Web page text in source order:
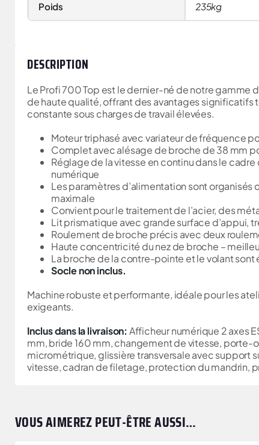
Poids 235kg
DESCRIPTION
Le Profi 700 Top est le dernier-né de notre gamme
de haute qualité, offrant des avantages significatifs
constante sous charges de travail élevées.
Moteur triphasé avec variateur de fréquence
Complet avec alésage de broche de 38 mm
Réglage de la vitesse en continu dans le
numérique
Les paramètres d’alimentation sont
maximale
Convient pour le traitement de l’acier, des
Lit prismatique avec grande surface d’appui,
Roulement de broche précis avec deux
Haute concentricité du nez de broche –
La broche de la contre-pointe et le volant
Socle non inclus.
Machine robuste et performante, idéale pour les
exigeants.
Inclus dans la livraison: Afficheur numérique 2 axes
mm, bride 160 mm, changement de vitesse,
micrométrique, glissière transversale avec support
vitesse, cadran de filetage, protection du mandrin,
VOUS AIMEREZ PEUT-ÊTRE AUSSI…